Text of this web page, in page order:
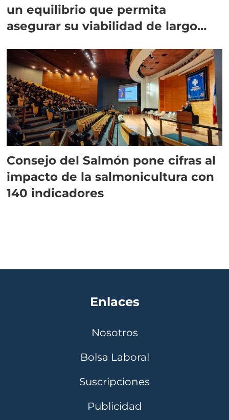
un equilibrio que permita
asegurar su viabilidad de largo
Consejo del Salmón pone cifras al
impacto de la salmonicultura con
140 indicadores
Enlaces
Nosotros
Bolsa Laboral
Suscripciones
Publicidad